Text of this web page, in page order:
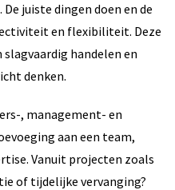
juiste dingen doen en de
en flexibiliteit. Deze
handelen en
denken.
, management- en
aan een team,
Vanuit projecten zoals
of tijdelijke vervanging?